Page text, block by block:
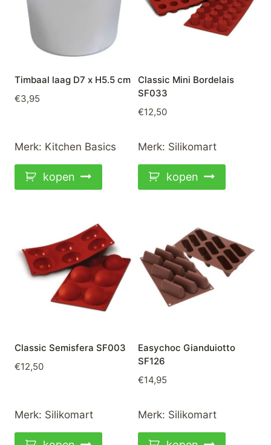
Timbaal laag D7 x H5.5 cm
€3,95
Merk: Kitchen Basics
kopen
Classic Mini Bordelais
SF033
€12,50
Merk: Silikomart
kopen
Classic Semisfera SF003
€12,50
Merk: Silikomart
Easychoc Gianduiotto
SF126
€14,95
Merk: Silikomart